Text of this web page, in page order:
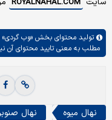
تولید محتوای بخش «وب گردی»
مطلب به معنی تایید محتوای آن
نهال میوه نهال